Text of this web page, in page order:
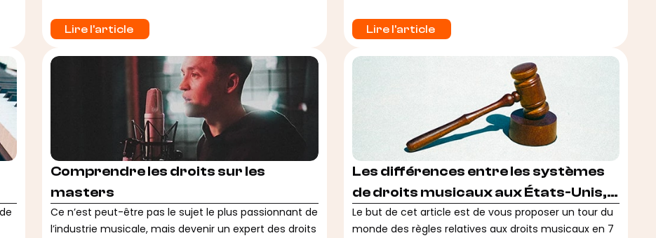
Lire l'article
Comprendre les droits sur les
masters
Ce n’est peut-être pas le sujet le plus passionnant de
l’industrie musicale, mais devenir un expert des droits
Lire l'article
Les différences entre les systèmes
de droits musicaux aux États-Unis,
au Royaume-Uni et en Europe
Le but de cet article est de vous proposer un tour du
monde des règles relatives aux droits musicaux en 7